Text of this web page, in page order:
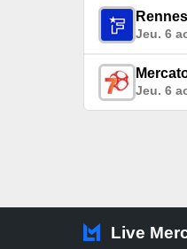
Jeu. 6
Jeu. 6
Live